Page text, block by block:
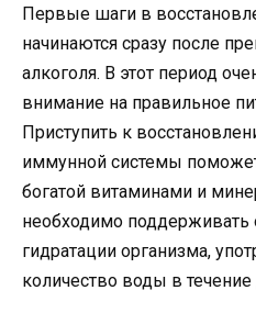
Первые шаги в
начинаются сразу после
алкоголя. В этот период
внимание на правильное
Приступить к
иммунной системы
богатой витаминами и
необходимо
гидратации организма,
количество воды в течение